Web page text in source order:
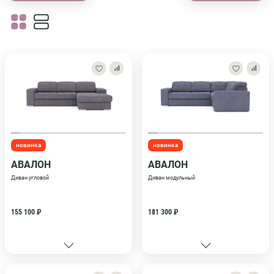
новинка
АВАЛОН
Диван угловой
155 100 ₽
новинка
АВАЛОН
Диван модульный
181 300 ₽